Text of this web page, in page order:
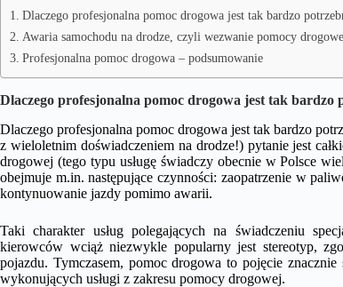
Dlaczego profesjonalna pomoc drogowa jest tak bardzo
Awaria samochodu na drodze, czyli wezwanie pomocy
Profesjonalna pomoc drogowa – podsumowanie
Dlaczego profesjonalna pomoc drogowa jest tak bardzo
Dlaczego profesjonalna pomoc drogowa jest tak bardzo
z wieloletnim doświadczeniem na drodze!) pytanie jest
drogowej (tego typu usługę świadczy obecnie w Polsce
obejmuje m.in. następujące czynności: zaopatrzenie w
kontynuowanie jazdy pomimo awarii.
Taki charakter usług polegających na świadczeniu
kierowców wciąż niezwykle popularny jest stereotyp,
pojazdu. Tymczasem, pomoc drogowa to pojęcie
wykonujących usługi z zakresu pomocy drogowej.